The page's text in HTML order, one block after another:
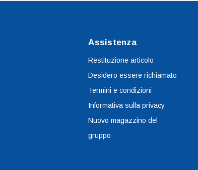
Assistenza
Restituzione articolo
Desidero essere richiamato
Termini e condizioni
Informativa sulla privacy
Nuovo magazzino del
gruppo